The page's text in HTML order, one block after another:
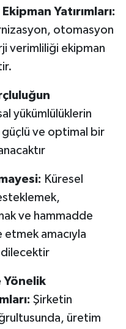
Yatırımları:
otomasyon
verimliliği ekipman
yükümlülüklerin
güçlü ve optimal bir
Küresel
ve hammadde
amacıyla
Yönelik
Şirketin
üretim